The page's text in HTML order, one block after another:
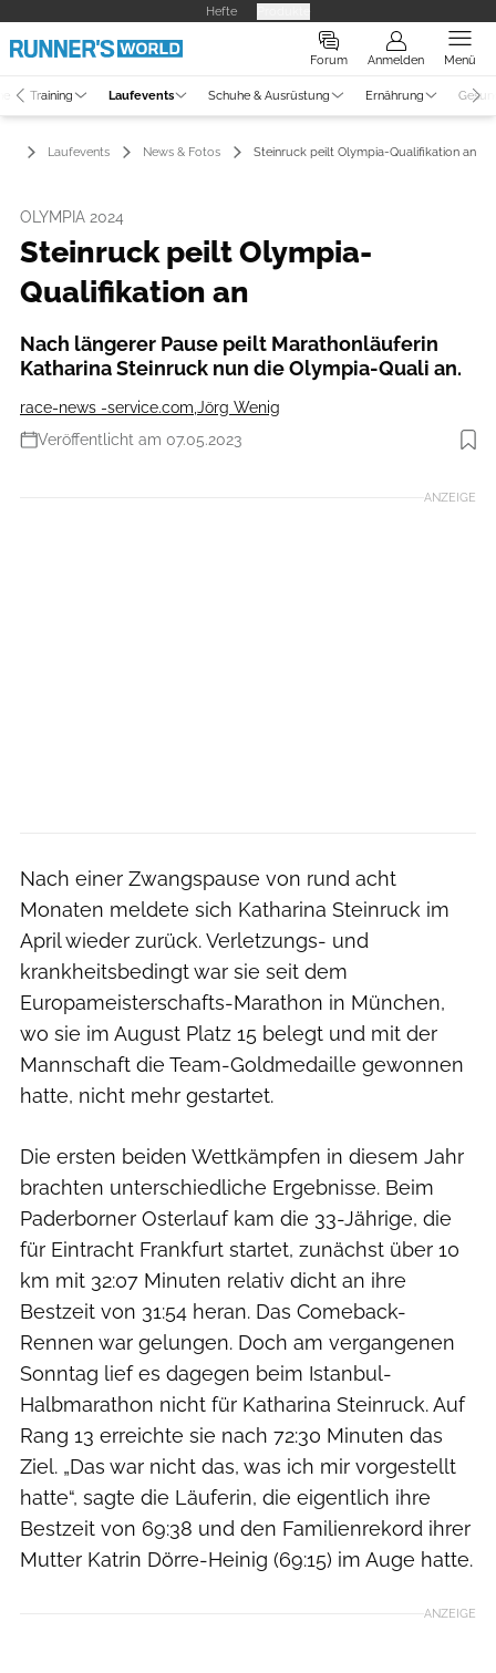
Hefte
Forum Anmelden Menü
Training Laufevents Schuhe & Ausrüstung Ernährung
Laufevents News & Fotos Steinruck peilt Olympia-Qualifikation an
OLYMPIA 2024
Steinruck peilt Olympia-
Qualifikation an
Nach längerer Pause peilt Marathonläuferin
Katharina Steinruck nun die Olympia-Quali an.
race-news -service.com Jörg Wenig
Veröffentlicht am 07.05.2023
Foto: photorun.net
ANZEIGE
Nach einer Zwangspause von rund acht
Monaten meldete sich Katharina Steinruck im
April wieder zurück. Verletzungs- und
krankheitsbedingt war sie seit dem
Europameisterschafts-Marathon in München,
wo sie im August Platz 15 belegt und mit der
Mannschaft die Team-Goldmedaille gewonnen
hatte, nicht mehr gestartet.
Die ersten beiden Wettkämpfen in diesem Jahr
brachten unterschiedliche Ergebnisse. Beim
Paderborner Osterlauf kam die 33-Jährige, die
für Eintracht Frankfurt startet, zunächst über 10
km mit 32:07 Minuten relativ dicht an ihre
Bestzeit von 31:54 heran. Das Comeback-
Rennen war gelungen. Doch am vergangenen
Sonntag lief es dagegen beim Istanbul-
Halbmarathon nicht für Katharina Steinruck. Auf
Rang 13 erreichte sie nach 72:30 Minuten das
Ziel. „Das war nicht das, was ich mir vorgestellt
hatte“, sagte die Läuferin, die eigentlich ihre
Bestzeit von 69:38 und den Familienrekord ihrer
Mutter Katrin Dörre-Heinig (69:15) im Auge hatte.
ANZEIGE